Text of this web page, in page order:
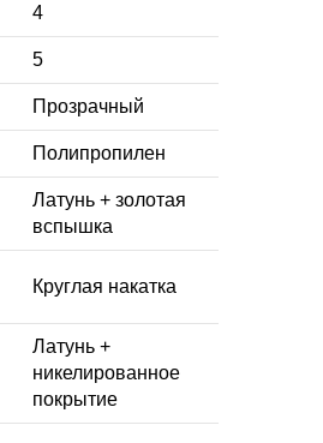
4
5
Прозрачный
Полипропилен
Латунь + золотая
вспышка
Круглая накатка
Латунь +
никелированное
покрытие